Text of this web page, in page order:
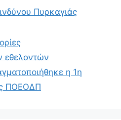
Πυρκαγιάς
εθελοντών
η 1η
ΠΟΕΟΔΠ